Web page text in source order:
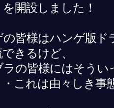
開設しました！
皆様はハンゲ版ド
きるけど、
ラの皆様にはそう
・これは由々しき事